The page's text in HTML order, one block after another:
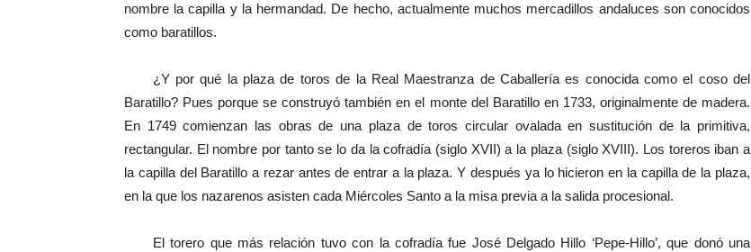
nombre la capilla y la hermandad. De hecho, actualmente muchos mercadillos andaluces son conocidos
como baratillos.
¿Y por qué la plaza de toros de la Real Maestranza de Caballería es conocida como el coso del
Baratillo? Pues porque se construyó también en el monte del Baratillo en 1733, originalmente de madera.
En 1749 comienzan las obras de una plaza de toros circular ovalada en sustitución de la primitiva,
rectangular. El nombre por tanto se lo da la cofradía (siglo XVII) a la plaza (siglo XVIII). Los toreros iban a
la capilla del Baratillo a rezar antes de entrar a la plaza. Y después ya lo hicieron en la capilla de la plaza,
en la que los nazarenos asisten cada Miércoles Santo a la misa previa a la salida procesional.
El torero que más relación tuvo con la cofradía fue José Delgado Hillo ‘Pepe-Hillo’, que donó una